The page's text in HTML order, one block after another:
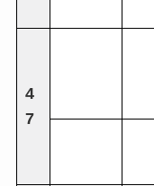
4
7